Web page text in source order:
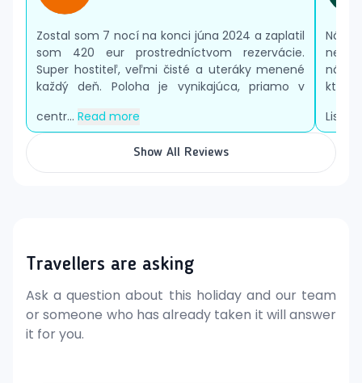
a aktivít môže byť ovplyvnená hygienickými alebo
Zostal som 7 nocí na konci júna 2024 a zaplatil
som 420 eur prostredníctvom rezervácie.
Super hostiteľ, veľmi čisté a uteráky menené
každý deň. Poloha je vynikajúca, priamo v
centr... Read more
Náš
ktoré
Listy
Show All Reviews
Travellers are asking
Ask a question about this holiday and our team
or someone who has already taken it will answer
it for you.